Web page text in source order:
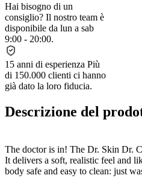
Hai bisogno di un
consiglio? Il nostro team è
disponibile da lun a sab
9:00 - 20:00.
15 anni di esperienza Più
di 150.000 clienti ci hanno
già dato la loro fiducia.
Descrizione del
The doctor is in! The Dr. Skin Dr.
It delivers a soft, realistic feel and
body safe and easy to clean: just